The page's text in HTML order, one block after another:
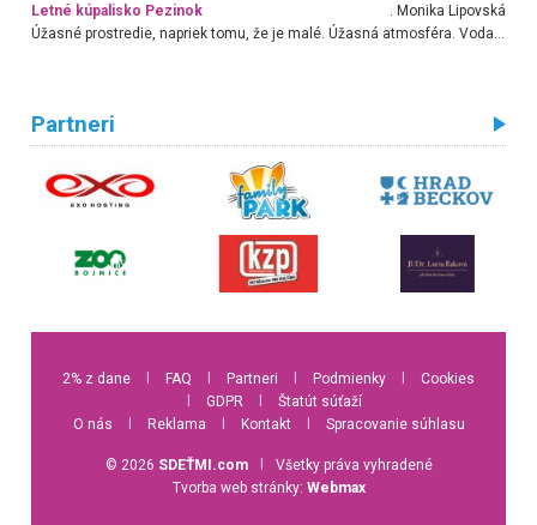
Letné kúpalisko Pezinok
. Monika Lipovská
Úžasné prostredie, napriek tomu, že je malé. Úžasná atmosféra. Voda fantastická a nádherná. Ľudí je pomerne veľa, ale su mili a ohľaduplní. Je veľmi zaujímavé sledovať, ako dokážu spolu športovať cudzí ľudia a bez ohľadu na vek. Vládne tu pohoda. Vnuka neviem dostať z vody. Ďakujem za krásny deň . Urcite sa sem vrátim. Jediný problém je s parkovaním, ale aj ten sa mi podarilo vyriešiť. Monika Bratislava
Partneri
2% z dane FAQ Partneri Podmienky
Cookies
GDPR
Štatút súťaží
O nás
Reklama Kontakt Spracovanie súhlasu
© 2026 SDEŤMI.com
Všetky práva vyhradené
Tvorba web stránky: Webmax